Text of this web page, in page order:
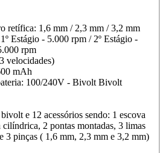
retífica: 1,6 mm / 2,3 mm / 3,2 mm
Estágio - 5.000 rpm / 2º Estágio -
rpm
velocidades)
mAh
100/240V - Bivolt Bivolt
e 12 acessórios sendo: 1 escova
2 pontas montadas, 3 limas
3 pinças ( 1,6 mm, 2,3 mm e 3,2 mm)